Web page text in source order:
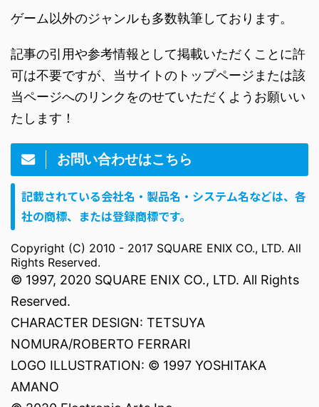
ゲーム以外のジャンルも多数執筆しております。
記事の引用や参考情報として掲載いただくことに許
可は不要ですが、当サイトのトップページまたは該
当ページへのリンクをのせていただくようお願いい
たします！
お問い合わせはこちら
記載されている会社名・製品名・システム名などは、各
社の商標、または登録商標です。
Copyright (C) 2010 - 2017 SQUARE ENIX CO., LTD. All
Rights Reserved.
© 1997, 2020 SQUARE ENIX CO., LTD. All Rights
Reserved.
CHARACTER DESIGN: TETSUYA
NOMURA/ROBERTO FERRARI
LOGO ILLUSTRATION: © 1997 YOSHITAKA
AMANO